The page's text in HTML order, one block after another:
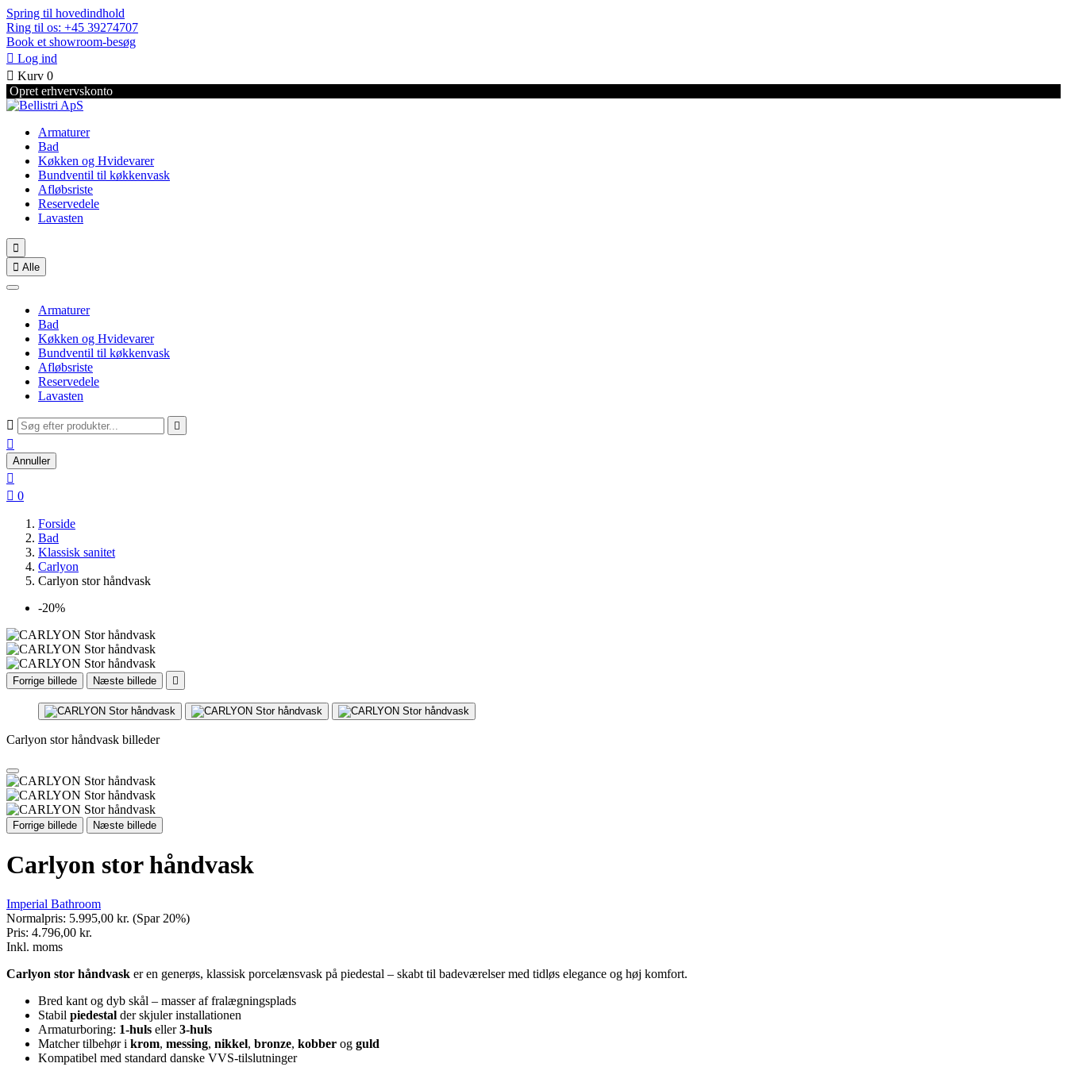
Spring til hovedindhold
Ring til os: +45 39274707
Book et showroom-besøg
 Log ind
 Kurv 0
Opret erhvervskonto
Armaturer
Bad
Køkken og Hvidevarer
Bundventil til køkkenvask
Afløbsriste
Reservedele
Lavasten

 Alle
Armaturer
Bad
Køkken og Hvidevarer
Bundventil til køkkenvask
Afløbsriste
Reservedele
Lavasten
 

Annuller

 0
Forside
Bad
Klassisk sanitet
Carlyon
Carlyon stor håndvask
-20%
Forrige billede Næste billede 
Carlyon stor håndvask billeder
Forrige billede Næste billede
Carlyon stor håndvask
Imperial Bathroom
Normalpris: 5.995,00 kr. (Spar 20%)
Pris: 4.796,00 kr.
Inkl. moms
Carlyon stor håndvask er en generøs, klassisk porcelænsvask på piedestal – skabt til badeværelser med tidløs elegance og høj komfort.
Bred kant og dyb skål – masser af fralægningsplads
Stabil piedestal der skjuler installationen
Armaturboring: 1-huls eller3-huls
Matcher tilbehør i krom, messing, nikkel, bronze, kobber og guld
Kompatibel med standard danske VVS-tilslutninger